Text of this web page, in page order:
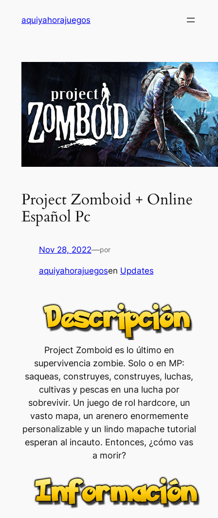
aquiyahorajuegos
Project Zomboid + Online
Español Pc
Nov 28, 2022—por
aquiyahorajuegosen Updates
Project Zomboid es lo último en
supervivencia zombie. Solo o en MP:
saqueas, construyes, construyes, luchas,
cultivas y pescas en una lucha por
sobrevivir. Un juego de rol hardcore, un
vasto mapa, un arenero enormemente
personalizable y un lindo mapache tutorial
esperan al incauto. Entonces, ¿cómo vas
a morir?